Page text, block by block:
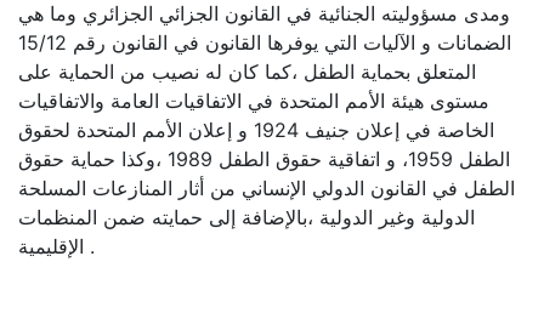
ومدى مسؤوليته الجنائية في القانون الجزائي الجزائري وما هي
الضمانات و الآليات التي يوفرها القانون في القانون رقم 15/12
المتعلق بحماية الطفل ،كما كان له نصيب من الحماية على
مستوى هيئة الأمم المتحدة في الاتفاقيات العامة والاتفاقيات
الخاصة في إعلان جنيف 1924 و إعلان الأمم المتحدة لحقوق
الطفل 1959، و اتفاقية حقوق الطفل 1989 ،وكذا حماية حقوق
الطفل في القانون الدولي الإنساني من أثار المنازعات المسلحة
الدولية وغير الدولية ،بالإضافة إلى حمايته ضمن المنظمات
الإقليمية .